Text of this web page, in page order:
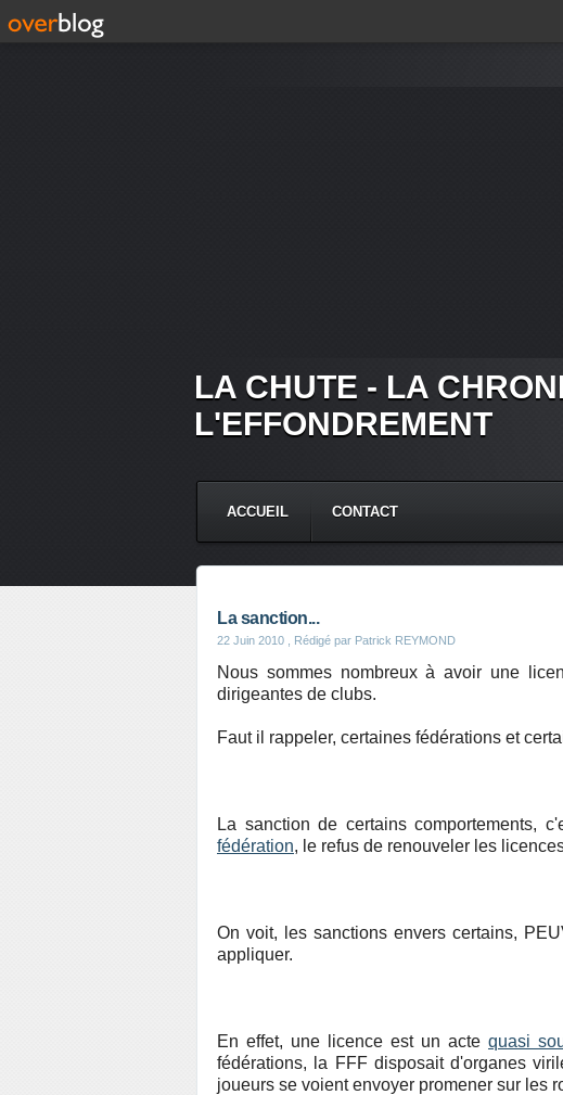
LA CHUTE - LA
L'EFFONDREMENT
ACCUEIL CONTACT
La sanction...
22 Juin 2010 , Rédigé par Patrick REYMOND
Nous sommes nombreux à avoir une
dirigeantes de clubs.
Faut il rappeler, certaines fédérations et
La sanction de certains comportements,
fédération, le refus de renouveler les
On voit, les sanctions envers certains,
appliquer.
En effet, une licence est un acte quasi
fédérations, la FFF disposait d'organes
joueurs se voient envoyer promener sur les